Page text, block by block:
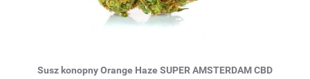
Susz konopny Orange Haze SUPER AMSTERDAM CBD